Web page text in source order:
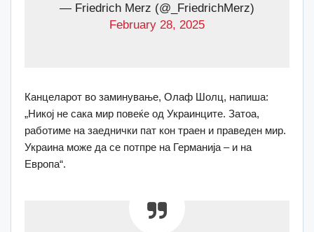
— Friedrich Merz (@_FriedrichMerz)
February 28, 2025
Канцеларот во заминување, Олаф Шолц, напиша:
„Никој не сака мир повеќе од Украинците. Затоа,
работиме на заеднички пат кон траен и праведен мир.
Украина може да се потпре на Германија – и на
Европа“.